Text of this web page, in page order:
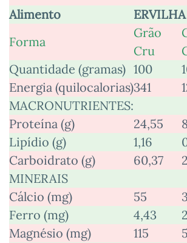
Alimento
ERVILHA
Forma
Grão
Cru
Quantidade (gramas) 100
Energia (quilocalorias)341
MACRONUTRIENTES:
Proteína (g)
24,55
Lipídio (g)
1,16
Carboidrato (g)
60,37
MINERAIS
Cálcio (mg)
55
Ferro (mg)
4,43
Magnésio (mg)
115